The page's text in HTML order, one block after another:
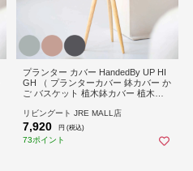
プランター カバー HandedBy UP HI
GH （ プランターカバー 鉢カバー か
ご バスケット 植木鉢カバー 植木鉢
メイド ポットカバー 花台 植物 花 観
葉花台 小物入れ インテリア エコ ）
【EUCALYPTUS】
リビングート JRE MALL店
7,920 円 (税込)
73ポイント